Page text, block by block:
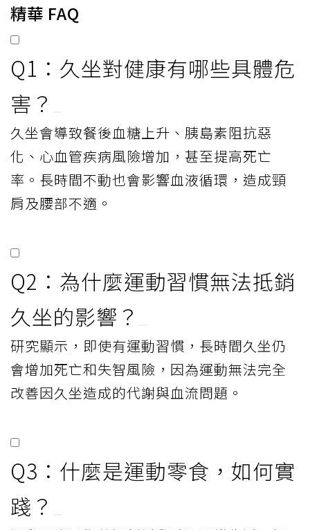
精華 FAQ
Q1：久坐對健康有哪些具體危
害？
久坐會導致餐後血糖上升、胰島素阻抗惡
化、心血管疾病風險增加，甚至提高死亡
率。長時間不動也會影響血液循環，造成頸
肩及腰部不適。
Q2：為什麼運動習慣無法抵銷
久坐的影響？
研究顯示，即使有運動習慣，長時間久坐仍
會增加死亡和失智風險，因為運動無法完全
改善因久坐造成的代謝與血流問題。
Q3：什麼是運動零食，如何實
踐？